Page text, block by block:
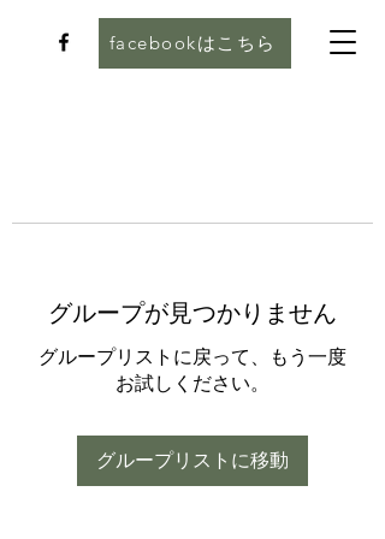
facebookはこちら
グループが見つかりません
グループリストに戻って、もう一度
お試しください。
グループリストに移動